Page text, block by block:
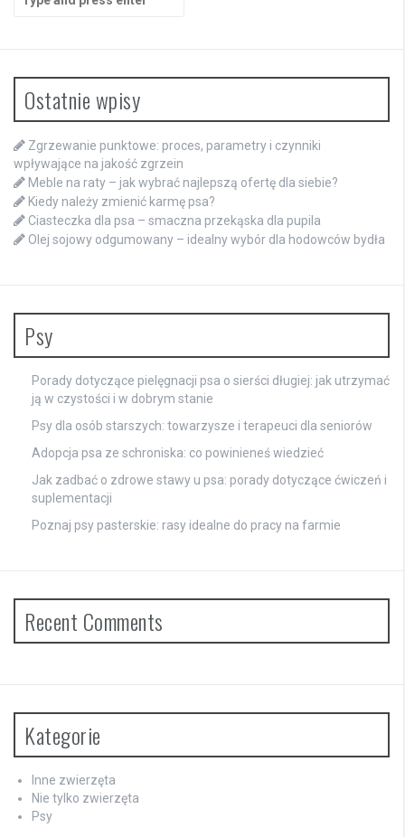
for:
Ostatnie wpisy
Zgrzewanie punktowe: proces, parametry i czynniki
wpływające na jakość zgrzein
Meble na raty – jak wybrać najlepszą ofertę dla siebie?
Kiedy należy zmienić karmę psa?
Ciasteczka dla psa – smaczna przekąska dla pupila
Olej sojowy odgumowany – idealny wybór dla hodowców bydła
Psy
Porady dotyczące pielęgnacji psa o sierści długiej: jak utrzymać
ją w czystości i w dobrym stanie
Psy dla osób starszych: towarzysze i terapeuci dla seniorów
Adopcja psa ze schroniska: co powinieneś wiedzieć
Jak zadbać o zdrowe stawy u psa: porady dotyczące ćwiczeń i
suplementacji
Poznaj psy pasterskie: rasy idealne do pracy na farmie
Recent Comments
Kategorie
Inne zwierzęta
Nie tylko zwierzęta
Psy